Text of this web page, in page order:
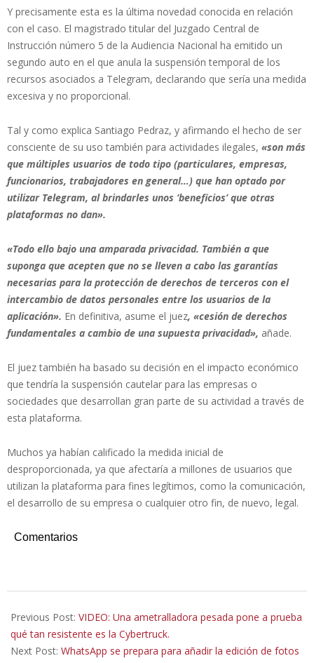
Y precisamente esta es la última novedad conocida en relación
con el caso. El magistrado titular del Juzgado Central de
Instrucción número 5 de la Audiencia Nacional ha emitido un
segundo auto en el que anula la suspensión temporal de los
recursos asociados a Telegram, declarando que sería una medida
excesiva y no proporcional.
Tal y como explica Santiago Pedraz, y afirmando el hecho de ser
consciente de su uso también para actividades ilegales, «son más
que múltiples usuarios de todo tipo (particulares, empresas,
funcionarios, trabajadores en general…) que han optado por
utilizar Telegram, al brindarles unos ‘beneficios’ que otras
plataformas no dan».
«Todo ello bajo una amparada privacidad. También a que
suponga que acepten que no se lleven a cabo las garantías
necesarias para la protección de derechos de terceros con el
intercambio de datos personales entre los usuarios de la
aplicación». En definitiva, asume el juez, «cesión de derechos
fundamentales a cambio de una supuesta privacidad», añade.
El juez también ha basado su decisión en el impacto económico
que tendría la suspensión cautelar para las empresas o
sociedades que desarrollan gran parte de su actividad a través de
esta plataforma.
Muchos ya habían calificado la medida inicial de
desproporcionada, ya que afectaría a millones de usuarios que
utilizan la plataforma para fines legítimos, como la comunicación,
el desarrollo de su empresa o cualquier otro fin, de nuevo, legal.
Comentarios
03-
25
Previous Post: VIDEO: Una ametralladora pesada pone a prueba
qué tan resistente es la Cybertruck.
Next Post: WhatsApp se prepara para añadir la edición de fotos